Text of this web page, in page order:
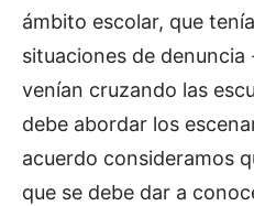
ámbito escolar, que
situaciones de
venían cruzando las
debe abordar los
acuerdo consideramos
que se debe dar a